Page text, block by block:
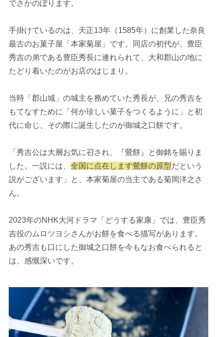
でさかのぼります。
手掛けているのは、天正13年（1585年）に創業した奈良
最古のお菓子屋「本家菊屋」です。同店の初代が、豊臣
秀吉の弟である豊臣秀長に連れられて、大和郡山の地に
たどり着いたのがお店のはじまり。
当時「郡山城」の城主を務めていた秀長が、兄の秀吉を
もてなすために「何か珍しい菓子をつくるように」と初
代に命じ、その際に誕生したのが御城之口餅です。
「秀吉公は大層お気に召され、『鶯餅』と御銘を賜りま
した。一説には、 全国に点在します鶯餅の原型だという
説がございます」と、本家菊屋の当主である菊岡洋之さ
ん。
2023年のNHK大河ドラマ「どうする家康」では、豊臣秀
吉役のムロツヨシさんがお餅を食べる描写があります。
あの秀吉も口にした御城之口餅を今もなお食べられると
は、感慨深いです。